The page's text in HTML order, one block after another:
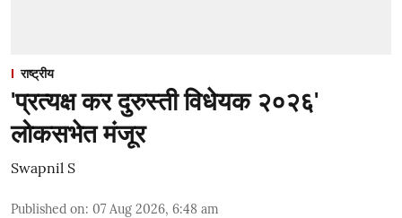
राष्ट्रीय
'प्रत्यक्ष कर दुरुस्ती विधेयक २०२६'
लोकसभेत मंजूर
Swapnil S
Published on: 07 Aug 2026, 6:48 am